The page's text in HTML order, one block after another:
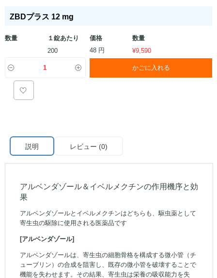
ZBDプラス 12 mg
数量 １錠あたり 価格
数量
200
48 円 ¥9,590
かごに入れる
説明 レビュー (0)
アルベンダゾール＆イベルメクチンの作用機序と効
果
アルベンダゾールとイベルメクチンはどちらも、駆虫薬として
寄生虫の駆除に使用される医薬品です
[アルベンダゾール]
アルベンダゾールは、寄生虫の細胞骨格を構成する微小管（チ
ューブリン）の合成を阻害し、既存の微小管を破壊することで
機能を失わせます。その結果、寄生虫は栄養の吸収能力を失